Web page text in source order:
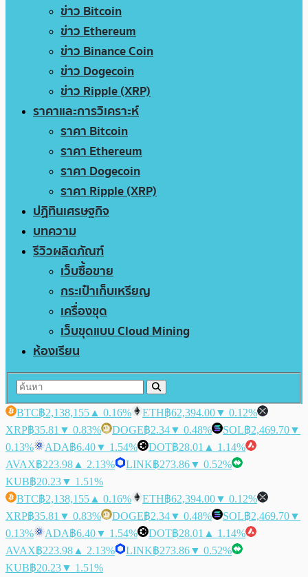
ข่าว Bitcoin
ข่าว Ethereum
ข่าว Binance Coin
ข่าว Dogecoin
ข่าว Ripple (XRP)
ราคาและการวิเคราะห์
ราคา Bitcoin
ราคา Ethereum
ราคา Dogecoin
ราคา Ripple (XRP)
ปฏิทินเศรษฐกิจ
บทความ
รีวิวผลิตภัณฑ์
เว็บซื้อขาย
กระเป๋าเก็บเหรียญ
เครื่องขุด
เว็บขุดแบบ Cloud Mining
ห้องเรียน
BTC฿2,138,155 ▲ 0.16% ETH฿62,394.00▼ 0.12%
XRP฿35.81 ▼ 0.83% DOGE฿2.34▼ 0.48% SOL฿2,469.70▼
0.13%
ADA฿6.40▼ 1.54% DOT฿28.01 ▲ 1.14%
AVAX฿223.98 ▲ 2.13% LINK฿273.86▼ 0.52%
KUB฿20.23▼ 1.51%
BTC฿2,138,155 ▲ 0.16% ETH฿62,394.00▼ 0.12%
XRP฿35.81 ▼ 0.83% DOGE฿2.34▼ 0.48% SOL฿2,469.70▼
0.13%
ADA฿6.40▼ 1.54% DOT฿28.01 ▲ 1.14%
AVAX฿223.98 ▲ 2.13% LINK฿273.86▼ 0.52%
KUB฿20.23▼ 1.51%